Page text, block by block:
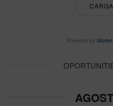
Powered by